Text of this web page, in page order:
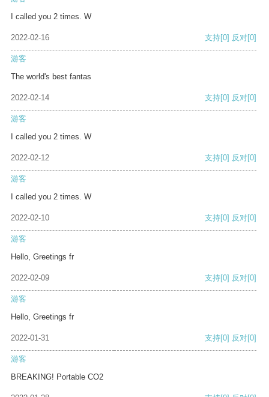
I called you 2 times. W
2022-02-16 支持[0] 反对[0]
游客
The world's best fantas
2022-02-14 支持[0] 反对[0]
游客
I called you 2 times. W
2022-02-12 支持[0] 反对[0]
游客
I called you 2 times. W
2022-02-10 支持[0] 反对[0]
游客
Hello, Greetings fr
2022-02-09 支持[0] 反对[0]
游客
Hello, Greetings fr
2022-01-31 支持[0] 反对[0]
游客
BREAKING! Portable CO2